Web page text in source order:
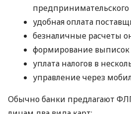
предпринимательского
удобная оплата
безналичные расчеты
формирование выписок
уплата налогов в
управление через
Обычно банки предлагают